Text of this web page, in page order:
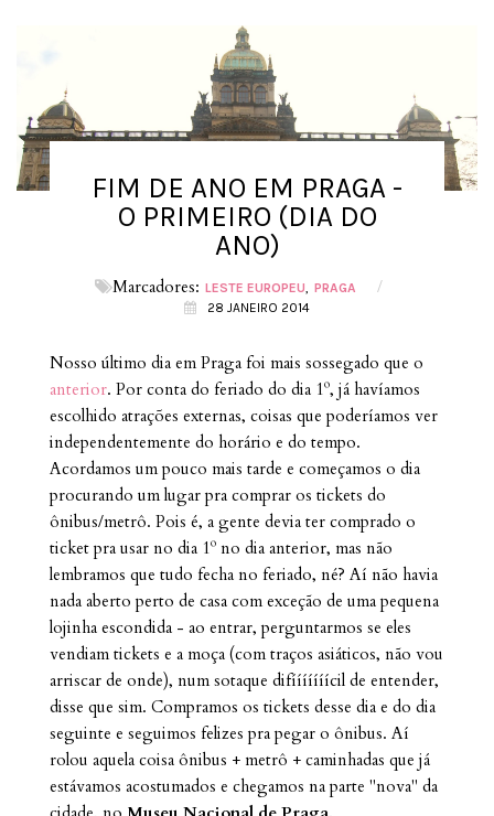
FIM DE ANO EM PRAGA -
O PRIMEIRO (DIA DO
ANO)
Marcadores: LESTE EUROPEU PRAGA /
28 JANEIRO 2014
Nosso último dia em Praga foi mais sossegado que o
anterior. Por conta do feriado do dia 1º, já havíamos
escolhido atrações externas, coisas que poderíamos ver
independentemente do horário e do tempo.
Acordamos um pouco mais tarde e começamos o dia
procurando um lugar pra comprar os tickets do
ônibus/metrô. Pois é, a gente devia ter comprado o
ticket pra usar no dia 1º no dia anterior, mas não
lembramos que tudo fecha no feriado, né? Aí não havia
nada aberto perto de casa com exceção de uma pequena
lojinha escondida - ao entrar, perguntarmos se eles
vendiam tickets e a moça (com traços asiáticos, não vou
arriscar de onde), num sotaque difííííííícil de entender,
disse que sim. Compramos os tickets desse dia e do dia
seguinte e seguimos felizes pra pegar o ônibus. Aí
rolou aquela coisa ônibus + metrô + caminhadas que já
estávamos acostumados e chegamos na parte "nova" da